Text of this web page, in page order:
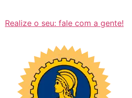
Realize o seu: fale com a gente!